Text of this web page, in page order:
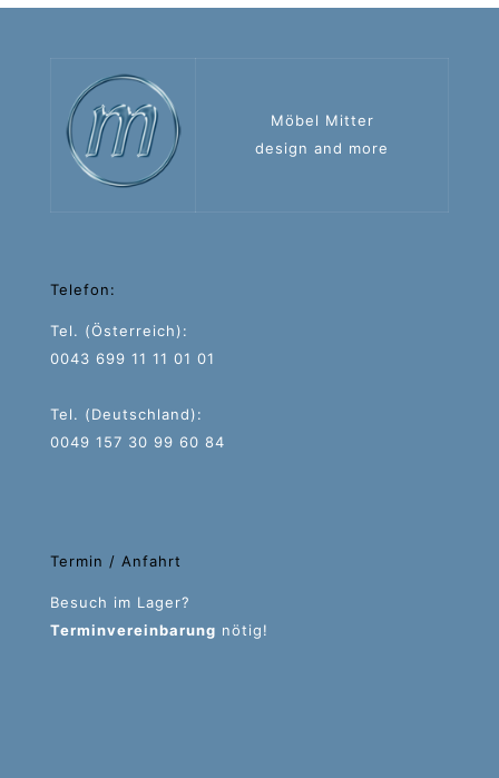
Möbel Mitter
design and more
Telefon:
Tel. (Österreich):
0043 699 11 11 01 01
Tel. (Deutschland):
0049 157 30 99 60 84
Termin / Anfahrt
Besuch im Lager?
Terminvereinbarung nötig!